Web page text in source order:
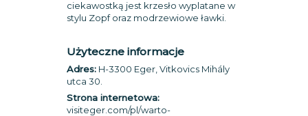
ciekawostką jest krzesło wyplatane w
stylu Zopf oraz modrzewiowe ławki.
Użyteczne informacje
Adres:H-3300 Eger, Vitkovics Mihály
utca 30.
Strona internetowa:
visiteger.com/pl/warto-